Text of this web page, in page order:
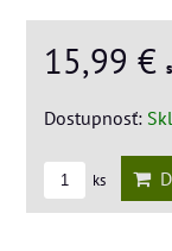
15,99 €
Dostupnosť:
ks